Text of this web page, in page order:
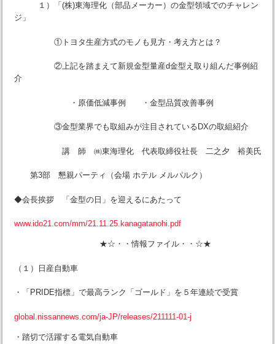
１）「(株)東海理化（部品メーカー）の金型領域でのチャレン
ジ」
①トヨタ生産方式のモノも見方・考え方とは？
②上記を踏まえて新規金型量産d金型え取り組んだ事例紹
介
・原価低減事例 ・金型品質改善事例
③金型業界でも取組みが注目されているDXの取組紹介
講 師 ㈱東海理化 代表取締役社長 二之夕 裕美氏
第3部 懇親パーティ（会場 ホテル メルパルク）
◆会長挨拶 「金型の日」を迎えるにあたって
www.ido21.com/mm/21.11.25.kanagatanohi.pdf
★☆・・情報ファイル・・☆★
（１）日産自動車
・「PRIDE指標」で最高ランク「ゴールド」を５年連続で受賞
global.nissannews.com/ja-JP/releases/211111-01-j
・踏切で活躍する電気自動車